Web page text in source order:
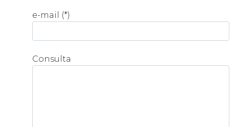
e-mail (*)
Consulta